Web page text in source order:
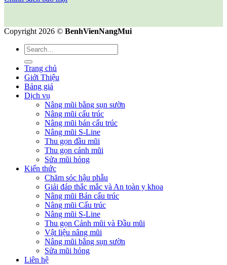
Copyright 2026 © BenhVienNangMui
Trang chủ
Giới Thiệu
Bảng giá
Dịch vụ
Nâng mũi bằng sụn sườn
Nâng mũi cấu trúc
Nâng mũi bán cấu trúc
Nâng mũi S-Line
Thu gọn đầu mũi
Thu gọn cánh mũi
Sửa mũi hỏng
Kiến thức
Chăm sóc hậu phẫu
Giải đáp thắc mắc và An toàn y khoa
Nâng mũi Bán cấu trúc
Nâng mũi Cấu trúc
Nâng mũi S-Line
Thu gọn Cánh mũi và Đầu mũi
Vật liệu nâng mũi
Nâng mũi bằng sụn sườn
Sửa mũi hỏng
Liên hệ